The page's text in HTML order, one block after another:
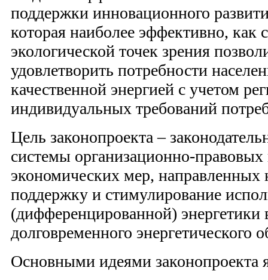
поддержки инновационного
которая наиболее эффективно, как
экологической точек зрения
удовлетворить потребности
качественной энергией с учетом
индивидуальных требований
Цель законопроекта –
системы организационно-
экономических мер, направленных
поддержку и стимулирование
(дифференцированной) энергетики
долговременного энергетического
Основными идеями законопроекта